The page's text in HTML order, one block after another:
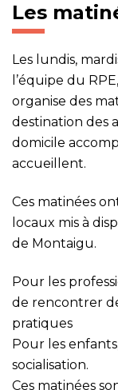
Les
Les lundis,
l’équipe du
organise des
destination des
domicile
accueillent.
Ces matinées
locaux mis à
de Montaigu.
Pour les
de rencontrer
pratiques
Pour les
socialisation.
Ces matinées